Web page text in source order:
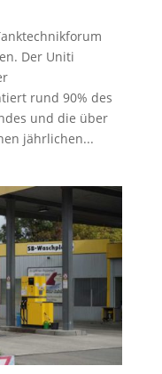
Der Uniti
rund 90% des
und die über
jährlichen...